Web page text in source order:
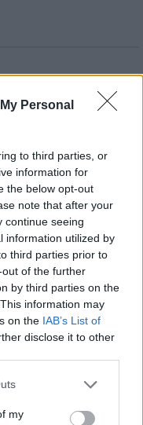
Personal
to third parties, or
information for
the below opt-out
note that after your
continue seeing
information utilized by
third parties prior to
of the further
by third parties on the
information may
on the IAB’s List of
disclose it to other
one or more Google
You may click to
my
parkfelújítás
ahol a
erősítése kerül a